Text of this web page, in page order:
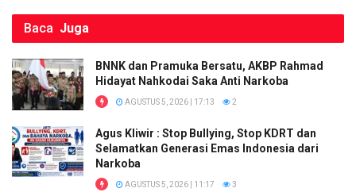
Baca Juga
BNNK dan Pramuka Bersatu, AKBP Rahmad
Hidayat Nahkodai Saka Anti Narkoba
AGUSTUS 5, 2026 | 17:13 2
Agus Kliwir : Stop Bullying, Stop KDRT dan
Selamatkan Generasi Emas Indonesia dari
Narkoba
AGUSTUS 5, 2026 | 11:17 3